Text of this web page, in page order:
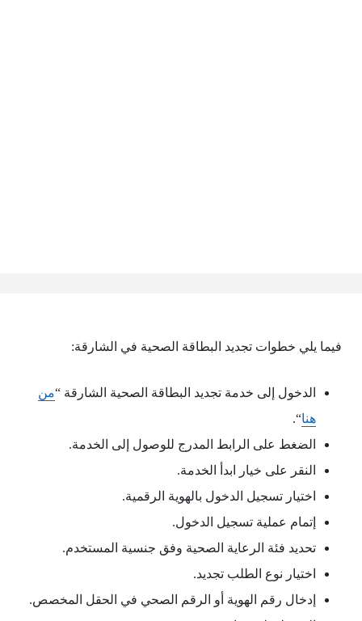
فيما يلي خطوات تجديد البطاقة الصحية في الشارقة:
الدخول إلى خدمة تجديد البطاقة الصحية الشارقة “من
هنا“.
الضغط على الرابط المدرج للوصول إلى الخدمة.
النقر على خيار ابدأ الخدمة.
اختيار تسجيل الدخول بالهوية الرقمية.
إتمام عملية تسجيل الدخول.
تحديد فئة الرعاية الصحية وفق جنسية المستخدم.
اختيار نوع الطلب تجديد.
إدخال رقم الهوية أو الرقم الصحي في الحقل المخصص.